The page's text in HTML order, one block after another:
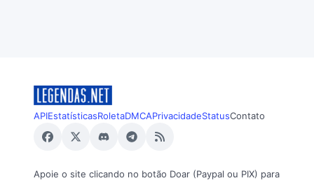
APIEstatísticasRoletaDMCAPrivacidadeStatusContato
Apoie o site clicando no botão Doar (Paypal ou PIX) para